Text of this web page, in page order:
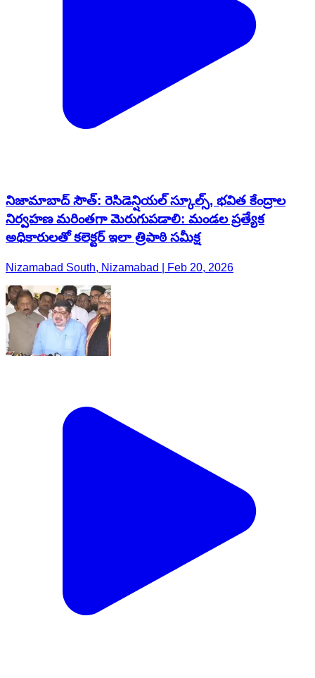
నిజామాబాద్ సౌత్: రెసిడెన్షియల్ స్కూల్స్, భవిత కేంద్రాల
నిర్వహణ మరింతగా మెరుగుపడాలి: మండల ప్రత్యేక
అధికారులతో కలెక్టర్ ఇలా త్రిపాఠి సమీక్ష
Nizamabad South, Nizamabad | Feb 20, 2026